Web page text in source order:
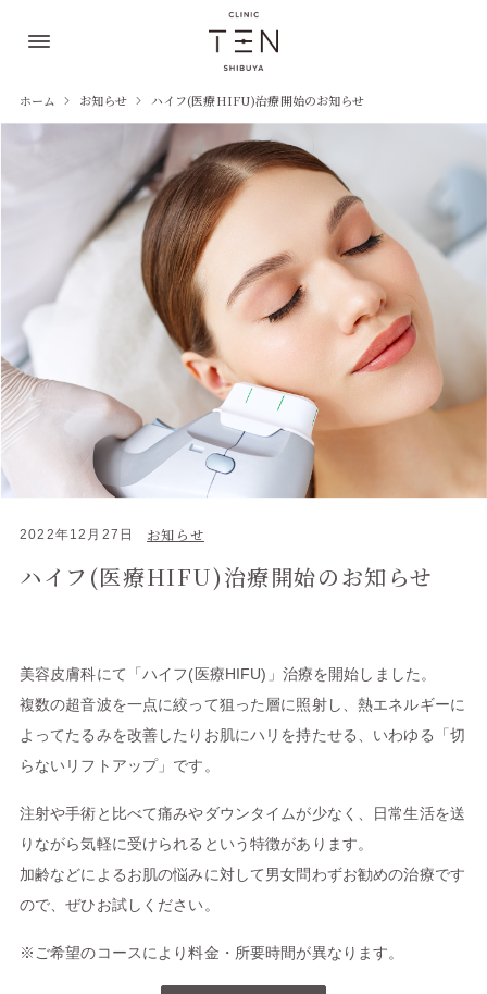
ホーム お知らせ ハイフ(医療HIFU)治療開始のお知らせ
2022年12月27日 お知らせ
ハイフ(医療HIFU)治療開始のお知らせ
美容皮膚科にて「ハイフ(医療HIFU)」治療を開始しました。
複数の超音波を一点に絞って狙った層に照射し、熱エネルギーに
よってたるみを改善したりお肌にハリを持たせる、いわゆる「切
らないリフトアップ」です。
注射や手術と比べて痛みやダウンタイムが少なく、日常生活を送
りながら気軽に受けられるという特徴があります。
加齢などによるお肌の悩みに対して男女問わずお勧めの治療です
ので、ぜひお試しください。
※ご希望のコースにより料金・所要時間が異なります。